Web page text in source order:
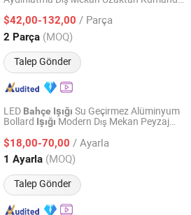
SMD LED Güneş BahçeLambası Yüksek
Güç
$42,00-132,00 / Parça
2 Parça (MOQ)
Talep Gönder
Factory
Fiyat 2025
LED Bahçe Işığı Su Geçirmez Alüminyum
Bollard Işığı Modern Dış Mekan Peyzaj
Aydınlatma
$18,00-70,00 / Ayarla
1 Ayarla (MOQ)
Talep Gönder
Co., Ltd.
Fiyat 2025